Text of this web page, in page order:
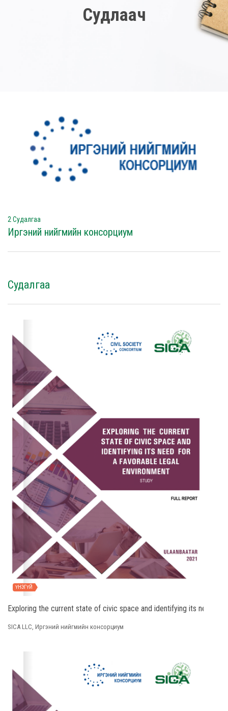
Судлаач
2 Судалгаа
Иргэний нийгмийн консорциум
Судалгаа
ҮНЭГҮЙ
Exploring the current state of civic space and identifying its need
SICA LLC, Иргэний нийгмийн консорциум